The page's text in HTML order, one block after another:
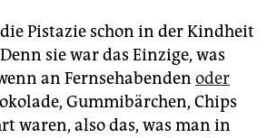
Pistazie schon in der Kindheit
sie war das Einzige, was
an Fernsehabenden oder
Gummibärchen, Chips
waren, also das, was man in